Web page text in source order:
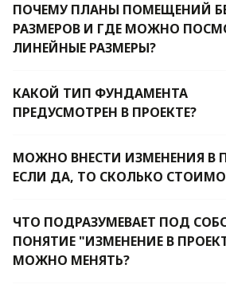
ПОЧЕМУ ПЛАНЫ ПОМЕЩЕНИЙ
РАЗМЕРОВ И ГДЕ МОЖНО
ЛИНЕЙНЫЕ РАЗМЕРЫ?
КАКОЙ ТИП ФУНДАМЕНТА
ПРЕДУСМОТРЕН В ПРОЕКТЕ?
МОЖНО ВНЕСТИ ИЗМЕНЕНИЯ В
ЕСЛИ ДА, ТО СКОЛЬКО
ЧТО ПОДРАЗУМЕВАЕТ ПОД
ПОНЯТИЕ "ИЗМЕНЕНИЕ В
МОЖНО МЕНЯТЬ?